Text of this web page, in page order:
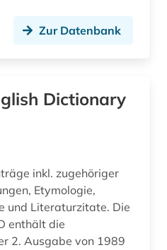
Zur Datenbank
Dictionary
inkl. zugehöriger
Etymologie,
und Literaturzitate. Die
enthält die
2. Ausgabe von 1989